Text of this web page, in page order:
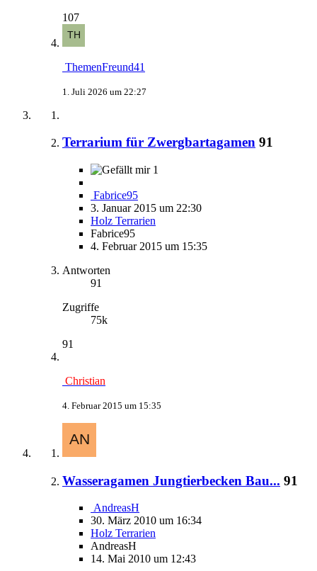
107
ThemenFreund41
1. Juli 2026 um 22:27
Terrarium für Zwergbartagamen 91
1
Fabrice95
3. Januar 2015 um 22:30
Holz Terrarien
Fabrice95
4. Februar 2015 um 15:35
Antworten
91
Zugriffe
75k
91
Christian
4. Februar 2015 um 15:35
Wasseragamen Jungtierbecken Bau... 91
AndreasH
30. März 2010 um 16:34
Holz Terrarien
AndreasH
14. Mai 2010 um 12:43